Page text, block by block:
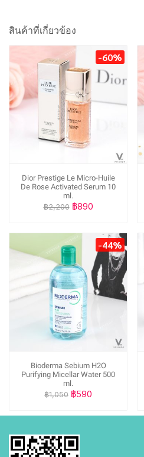
สินค้าที่เกี่ยวข้อง
-60%
Dior Prestige Le Micro-Huile
De Rose Activated Serum 10
ml.
฿2,200 ฿890
-44%
Bioderma Sebium H2O
Purifying Micellar Water 500
ml.
฿1,050 ฿590